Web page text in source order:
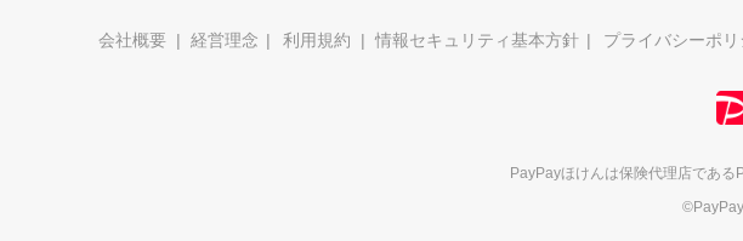
会社概要 経営理念 利用規約 情報セキュリティ基本方針 プライバシーポリ
PayPayほけんは保険代理店である